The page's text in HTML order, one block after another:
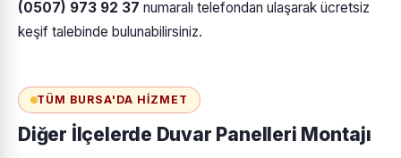
(0507) 973 92 37 numaralı telefondan ulaşarak ücretsiz
keşif talebinde bulunabilirsiniz.
TÜM BURSA'DA HIZMET
Diğer İlçelerde Duvar Panelleri Montajı